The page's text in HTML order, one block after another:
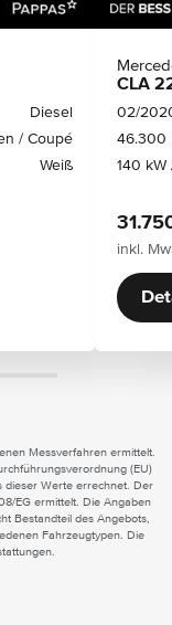
Diesel
/ Coupé
Weiß
CLA
02/
46.300
140 kW
inkl.
Messverfahren ermittelt.
(EU)
dieser Werte errechnet. Der
EG ermittelt. Die Angaben
Bestandteil des Angebots,
Fahrzeugtypen. Die